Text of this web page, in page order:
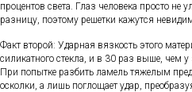
процентов света. Глаз человека просто не
разницу, поэтому решетки кажутся
Факт второй: Ударная вязкость этого
силикатного стекла, и в 30 раз выше, чем у
При попытке разбить ламель тяжелым
осколки, а лишь поглощает удар,